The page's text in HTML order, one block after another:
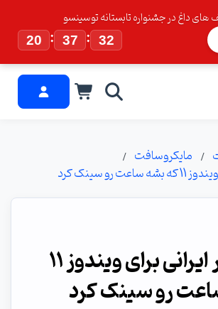
های داغ در جشنواره تابستانه توسینسو
20
: 37 : 32
مایکروسافت
رو سینک کرد
تایم سرور ایرانی برای ویندوز 11
رو سینک کرد